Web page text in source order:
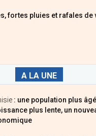
fortes pluies et rafales de
A LA UNE
: une population plus
plus lente, un